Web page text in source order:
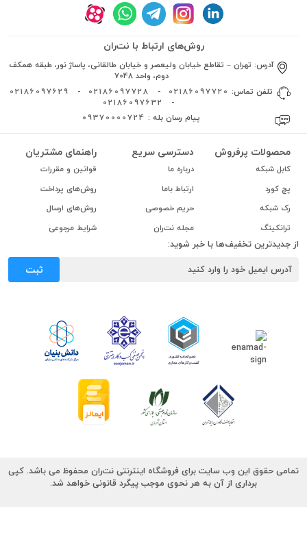
روش‌های ارتباط با نت‌ران
آدرس:تهران – تقاطع خیابان ولیعصر و خیابان طالقانی، پاساژ نور، طبقه همکف
دوم، واحد 7048
تلفن تماس:02186097720
02186097728
02186097629
02186097632
پیام رسان بله : 09370000724
محصولات پرفروش
کابل شبکه
پچ کورد
رک شبکه
ترانکینگ
دسترسی سریع
درباره ما
ارتباط باما
حریم خصوصی
مجله نت‌ران
راهنمای مشتریان
قوانین و مقررات
روش‌های پرداخت
روش‌های ارسال
شرایط مرجوعی
از جدیدترین تخفیف‌ها با خبر شوید:
ثبت
تمامی حقوق این وب سایت برای فروشگاه اینترنتی نت‌ران محفوظ می باشد. کپی
برداری از آن به هر نحوی موجب پیگرد قانونی خواهد شد.